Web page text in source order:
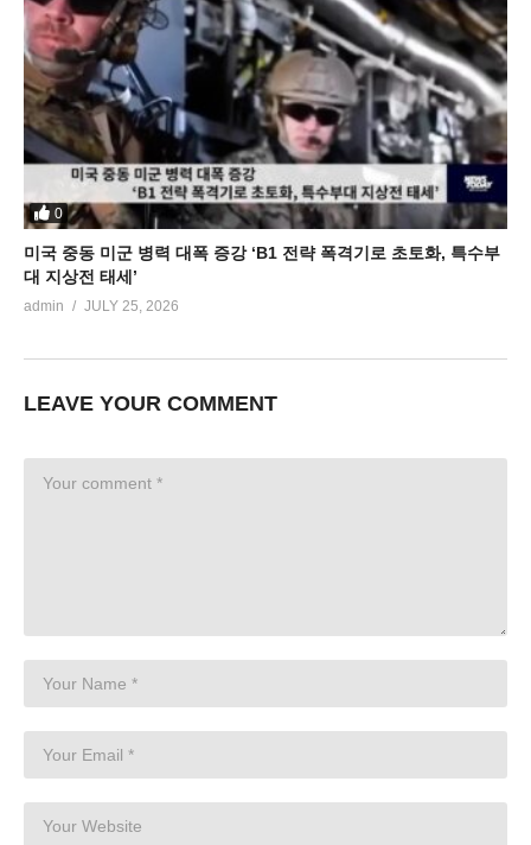
0
미국 중동 미군 병력 대폭 증강 ‘B1 전략 폭격기로 초토화, 특수부
대 지상전 태세’
admin JULY 25, 2026
LEAVE YOUR COMMENT